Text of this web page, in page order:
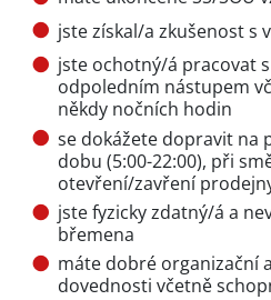
jste získal/a zkušenost s
jste ochotný/á pracovat
odpoledním nástupem
někdy nočních hodin
se dokážete dopravit na
dobu (5:00-22:00), při
otevření/zavření
jste fyzicky zdatný/á a
břemena
máte dobré organizační
dovednosti včetně